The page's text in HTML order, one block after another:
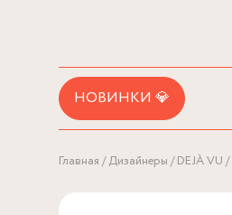
НОВИНКИ 💎
Главная Дизайнеры DEJÀ VU